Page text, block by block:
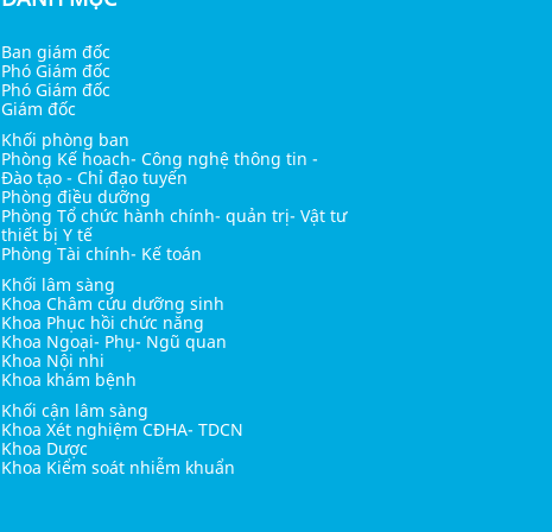
Ban giám đốc
Phó Giám đốc
Phó Giám đốc
Giám đốc
Khối phòng ban
Phòng Kế hoach- Công nghệ thông tin -
Đào tạo - Chỉ đạo tuyến
Phòng điều dưỡng
Phòng Tổ chức hành chính- quản trị- Vật tư
thiết bị Y tế
Phòng Tài chính- Kế toán
Khối lâm sàng
Khoa Châm cứu dưỡng sinh
Khoa Phục hồi chức năng
Khoa Ngoại- Phụ- Ngũ quan
Khoa Nội nhi
Khoa khám bệnh
Khối cận lâm sàng
Khoa Xét nghiệm CĐHA- TDCN
Khoa Dược
Khoa Kiểm soát nhiễm khuẩn